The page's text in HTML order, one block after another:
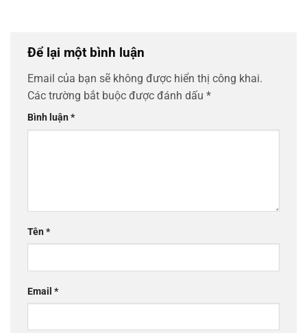
Để lại một bình luận
Email của bạn sẽ không được hiển thị công khai.
Các trường bắt buộc được đánh dấu *
Bình luận*
Tên*
Email *